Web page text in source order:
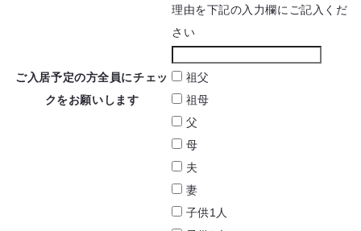
理由を下記の入力欄にご記入くだ
さい
ご入居予定の方全員にチェッ
クをお願いします
祖父
祖母
父
母
夫
妻
子供1人